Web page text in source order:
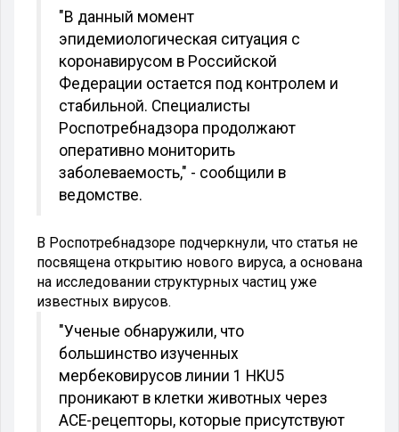
"В данный момент
эпидемиологическая ситуация с
коронавирусом в Российской
Федерации остается под контролем и
стабильной. Специалисты
Роспотребнадзора продолжают
оперативно мониторить
заболеваемость," - сообщили в
ведомстве.
В Роспотребнадзоре подчеркнули, что статья не
посвящена открытию нового вируса, а основана
на исследовании структурных частиц уже
известных вирусов.
"Ученые обнаружили, что
большинство изученных
мербековирусов линии 1 HKU5
проникают в клетки животных через
ACE-рецепторы, которые присутствуют